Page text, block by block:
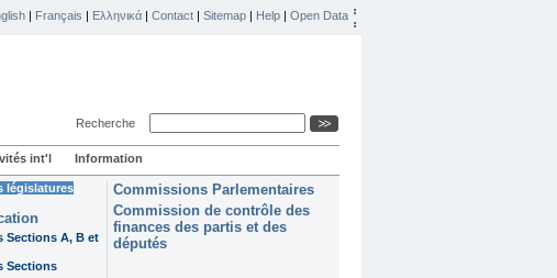
| Français | Ελληνικά | Contact | Sitemap | Help | Open Data
Recherche
int'l Information
législatures
Sections A, B et
Sections
Commissions Parlementaires
Commission de contrôle des
finances des partis et des
députés